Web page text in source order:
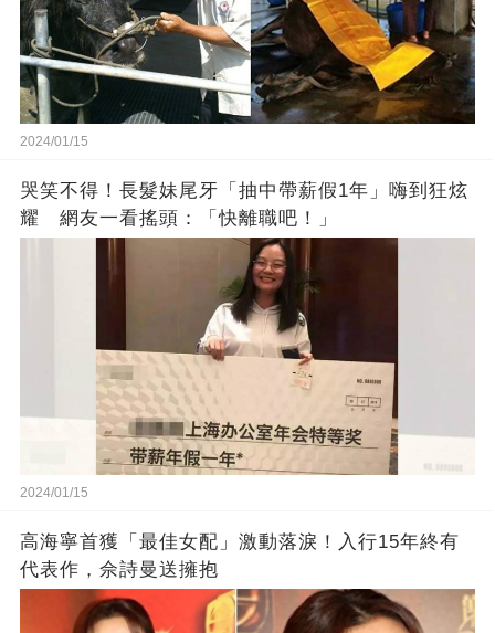
2024/01/15
哭笑不得！長髮妹尾牙「抽中帶薪假1年」嗨到狂炫
耀 網友一看搖頭：「快離職吧！」
2024/01/15
高海寧首獲「最佳女配」激動落淚！入行15年終有
代表作，佘詩曼送擁抱